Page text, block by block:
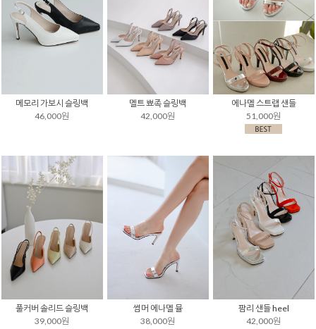
메모리 가보시 슬링백
46,000원
멜트 뾰족 슬링백
42,000원
에나멜 스트랩 샌들
51,000원
풀커버 솔리드 슬링백
39,000원
썸머 에나멜 뮬
38,000원
팜리 샌들 heel
42,000원